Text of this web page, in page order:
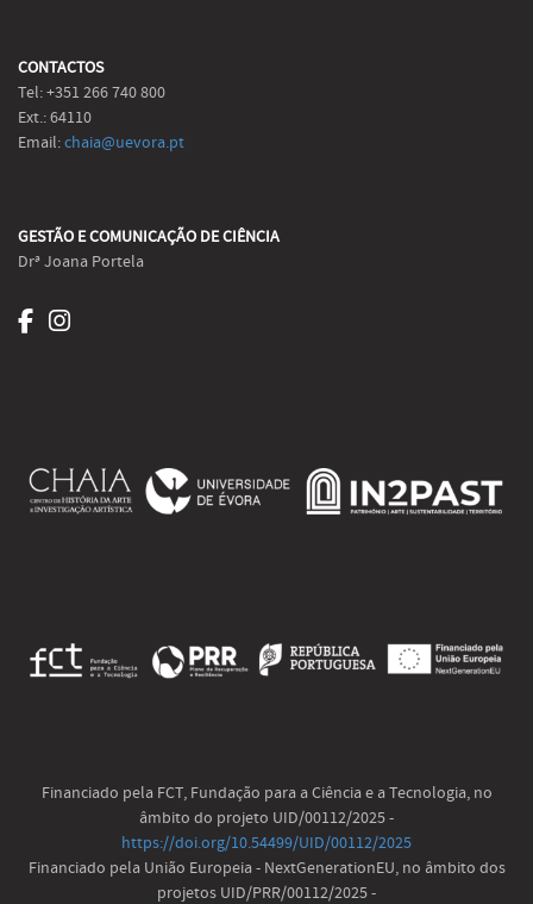
CONTACTOS
Tel: +351 266 740 800
Ext.: 64110
Email:chaia@uevora.pt
GESTÃO E COMUNICAÇÃO DE CIÊNCIA
Drª Joana Portela
Financiado pela FCT, Fundação para a Ciência e a Tecnologia, no
âmbito do projeto UID/00112/2025 -
https://doi.org/10.54499/UID/00112/2025
Financiado pela União Europeia - NextGenerationEU, no âmbito dos
projetos UID/PRR/00112/2025 -